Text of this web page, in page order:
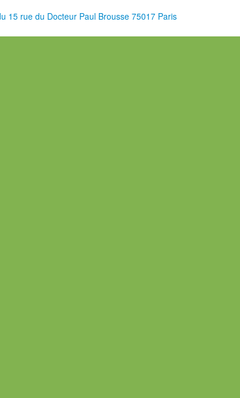
15 rue du Docteur Paul Brousse 75017 Paris